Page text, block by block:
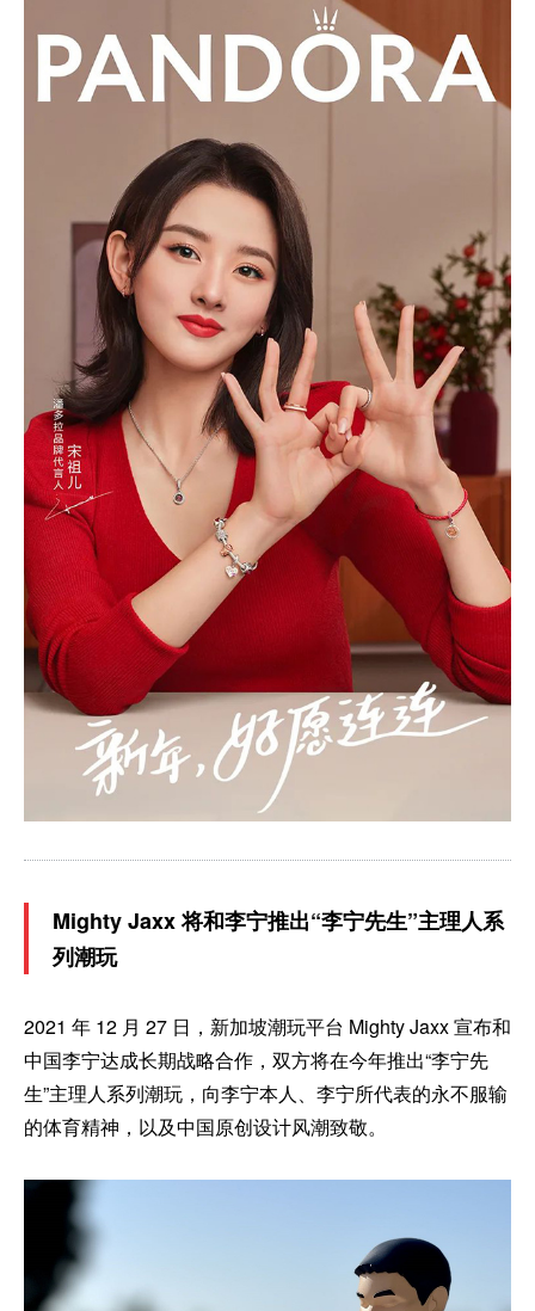
Mighty Jaxx 将和李宁推出“李宁先生”主理人系
列潮玩
2021 年 12 月 27 日，新加坡潮玩平台 Mighty Jaxx 宣布和
中国李宁达成长期战略合作，双方将在今年推出“李宁先
生”主理人系列潮玩，向李宁本人、李宁所代表的永不服输
的体育精神，以及中国原创设计风潮致敬。